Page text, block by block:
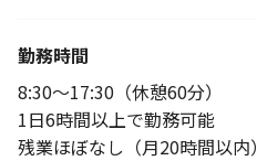
勤務時間
8:30～17:30（休憩60分）
1日6時間以上で勤務可能
残業ほぼなし（月20時間以内）